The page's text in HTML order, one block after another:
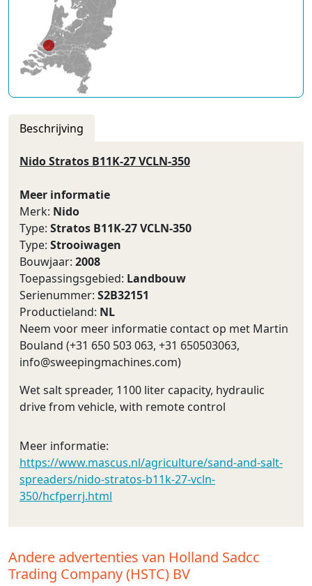
Beschrijving
Nido Stratos B11K-27 VCLN-350
Meer informatie
Merk: Nido
Type: Stratos B11K-27 VCLN-350
Type: Strooiwagen
Bouwjaar: 2008
Toepassingsgebied: Landbouw
Serienummer: S2B32151
Productieland: NL
Neem voor meer informatie contact op met Martin
Bouland (+31 650 503 063, +31 650503063,
info@sweepingmachines.com)
Wet salt spreader, 1100 liter capacity, hydraulic
drive from vehicle, with remote control
Meer informatie:
https://www.mascus.nl/agriculture/sand-and-salt-
spreaders/nido-stratos-b11k-27-vcln-
350/hcfperrj.html
Andere advertenties van Holland Sadcc
Trading Company (HSTC) BV